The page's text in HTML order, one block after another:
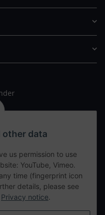
other data
us permission to use
YouTube, Vimeo.
time (fingerprint icon
details, please see
Privacy notice.